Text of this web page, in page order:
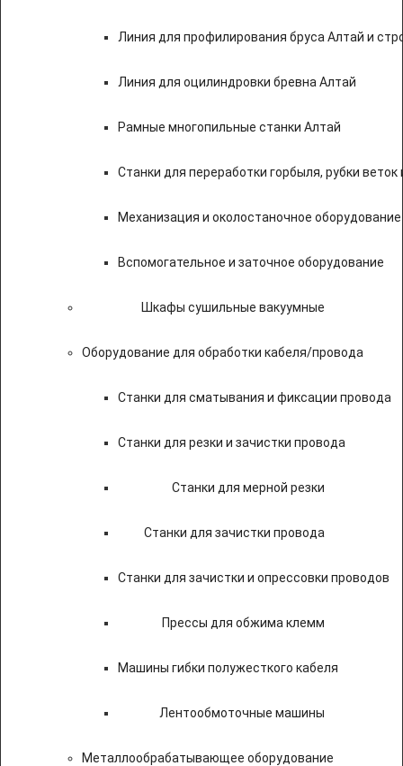
Линия для профилирования бруса Алтай и
Линия для оцилиндровки бревна Алтай
Рамные многопильные станки Алтай
Станки для переработки горбыля, рубки веток
Механизация и околостаночное оборудование
Вспомогательное и заточное оборудование
Шкафы сушильные вакуумные
Оборудование для обработки кабеля/провода
Станки для сматывания и фиксации провода
Станки для резки и зачистки провода
Станки для мерной резки
Станки для зачистки провода
Станки для зачистки и опрессовки проводов
Прессы для обжима клемм
Машины гибки полужесткого кабеля
Лентообмоточные машины
Металлообрабатывающее оборудование